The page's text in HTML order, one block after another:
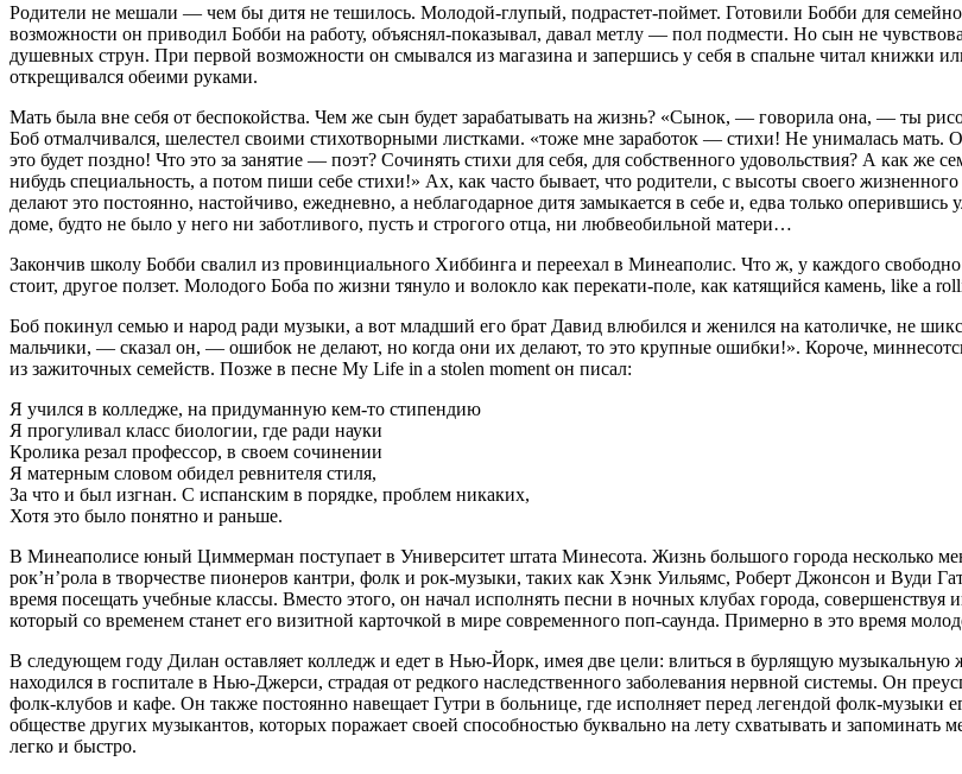
Родители не мешали — чем бы дитя не тешилось. Молодой-глупый, подрастет-поймет. Готовили Бобби для
возможности он приводил Бобби на работу, объяснял-показывал, давал метлу — пол подмести. Но сын не
душевных струн. При первой возможности он смывался из магазина и запершись у себя в спальне читал книжки
открещивался обеими руками.
Мать была вне себя от беспокойства. Чем же сын будет зарабатывать на жизнь? «Сынок, — говорила она, — ты
Боб отмалчивался, шелестел своими стихотворными листками. «тоже мне заработок — стихи! Не унималась
это будет поздно! Что это за занятие — поэт? Сочинять стихи для себя, для собственного удовольствия? А как
нибудь специальность, а потом пиши себе стихи!» Ах, как часто бывает, что родители, с высоты своего
делают это постоянно, настойчиво, ежедневно, а неблагодарное дитя замыкается в себе и, едва только оперившись
доме, будто не было у него ни заботливого, пусть и строгого отца, ни любвеобильной матери…
Закончив школу Бобби свалил из провинциального Хиббинга и переехал в Минеаполис. Что ж, у каждого
стоит, другое ползет. Молодого Боба по жизни тянуло и волокло как перекати-поле, как катящийся камень, like a
Боб покинул семью и народ ради музыки, а вот младший его брат Давид влюбился и женился на католичке, не
мальчики, — сказал он, — ошибок не делают, но когда они их делают, то это крупные ошибки!». Короче,
из зажиточных семейств. Позже в песне My Life in a stolen moment он писал:
Я учился в колледже, на придуманную кем-то стипендию
Я прогуливал класс биологии, где ради науки
Кролика резал профессор, в своем сочинении
Я матерным словом обидел ревнителя стиля,
За что и был изгнан. С испанским в порядке, проблем никаких,
Хотя это было понятно и раньше.
В Минеаполисе юный Циммерман поступает в Университет штата Минесота. Жизнь большого города несколько
рок’н’рола в творчестве пионеров кантри, фолк и рок-музыки, таких как Хэнк Уильямс, Роберт Джонсон и Вуди
время посещать учебные классы. Вместо этого, он начал исполнять песни в ночных клубах города, совершенствуя
который со временем станет его визитной карточкой в мире современного поп-саунда. Примерно в это время
В следующем году Дилан оставляет колледж и едет в Нью-Йорк, имея две цели: влиться в бурлящую музыкальную
находился в госпитале в Нью-Джерси, страдая от редкого наследственного заболевания нервной системы. Он
фолк-клубов и кафе. Он также постоянно навещает Гутри в больнице, где исполняет перед легендой фолк-музыки
обществе других музыкантов, которых поражает своей способностью буквально на лету схватывать и
легко и быстро.